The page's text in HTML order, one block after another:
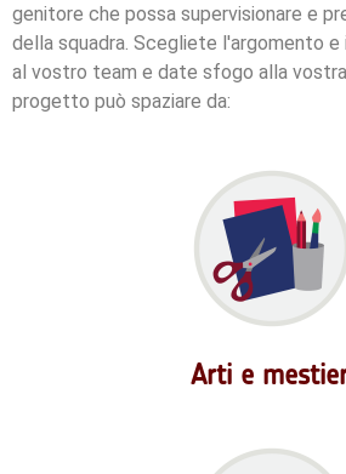
genitore che possa supervisionare e
della squadra. Scegliete l'argomento
al vostro team e date sfogo alla
progetto può spaziare da:
Arti e